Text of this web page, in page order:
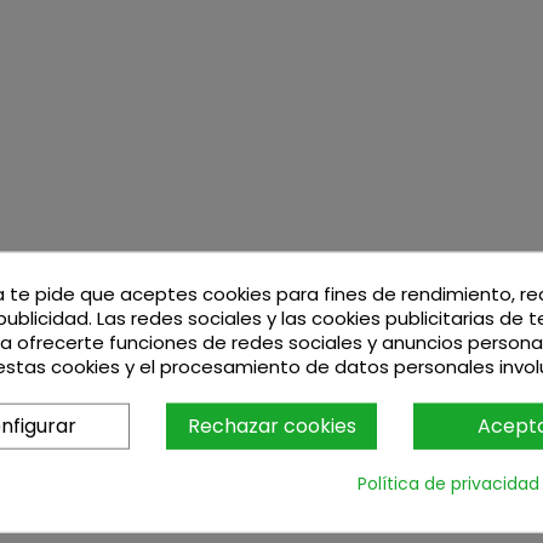
en el precio.
por un SAT autorizado por el fabricante.
de contacto indicando la localidad en la que se va a
te pide que aceptes cookies para fines de rendimiento,
Las redes sociales y las cookies publicitarias de
ofrecerte funciones de redes sociales y anuncios
cookies y el procesamiento de datos personales
Rechazar cookies
Política de privacidad